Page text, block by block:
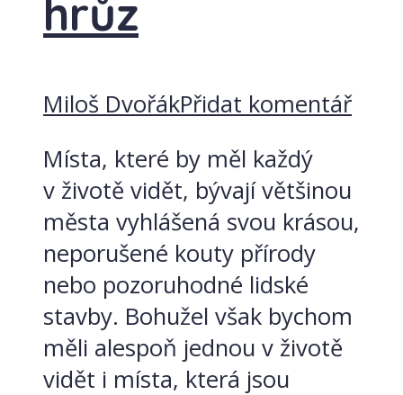
hrůz
Miloš DvořákPřidat komentář
Místa, které by měl každý
v životě vidět, bývají většinou
města vyhlášená svou krásou,
neporušené kouty přírody
nebo pozoruhodné lidské
stavby. Bohužel však bychom
měli alespoň jednou v životě
vidět i místa, která jsou